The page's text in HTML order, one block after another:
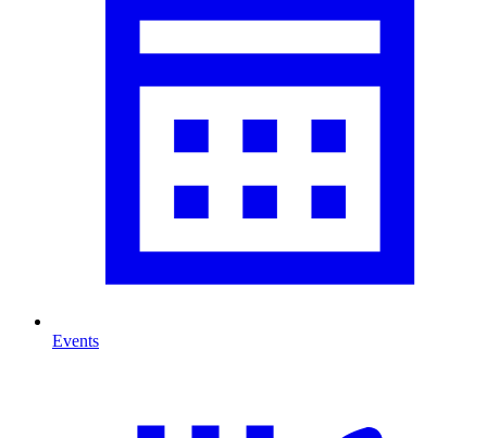
Events